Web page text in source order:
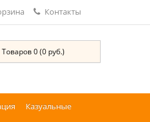
Контакты
Товаров 0 (0 руб.)
Казуальные